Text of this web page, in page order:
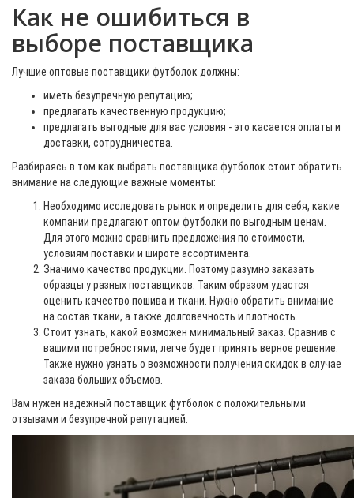
Как не ошибиться в
выборе поставщика
Лучшие оптовые поставщики футболок должны:
иметь безупречную репутацию;
предлагать качественную продукцию;
предлагать выгодные для вас условия - это касается оплаты и
доставки, сотрудничества.
Разбираясь в том как выбрать поставщика футболок стоит обратить
внимание на следующие важные моменты:
Необходимо исследовать рынок и определить для себя, какие
компании предлагают оптом футболки по выгодным ценам.
Для этого можно сравнить предложения по стоимости,
условиям поставки и широте ассортимента.
Значимо качество продукции. Поэтому разумно заказать
образцы у разных поставщиков. Таким образом удастся
оценить качество пошива и ткани. Нужно обратить внимание
на состав ткани, а также долговечность и плотность.
Стоит узнать, какой возможен минимальный заказ. Сравнив с
вашими потребностями, легче будет принять верное решение.
Также нужно узнать о возможности получения скидок в случае
заказа больших объемов.
Вам нужен надежный поставщик футболок с положительными
отзывами и безупречной репутацией.